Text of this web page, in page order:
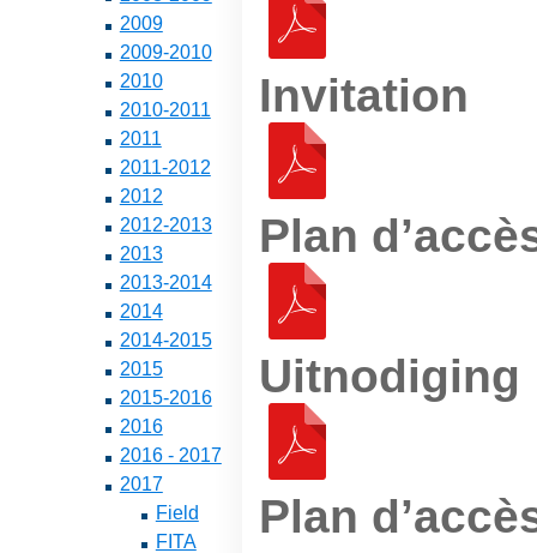
2009
2009-2010
2010
2010-2011
2011
2011-2012
2012
2012-2013
2013
2013-2014
2014
2014-2015
2015
2015-2016
2016
2016 - 2017
2017
Field
FITA
Invitation
Plan
Uitnodiging
Plan